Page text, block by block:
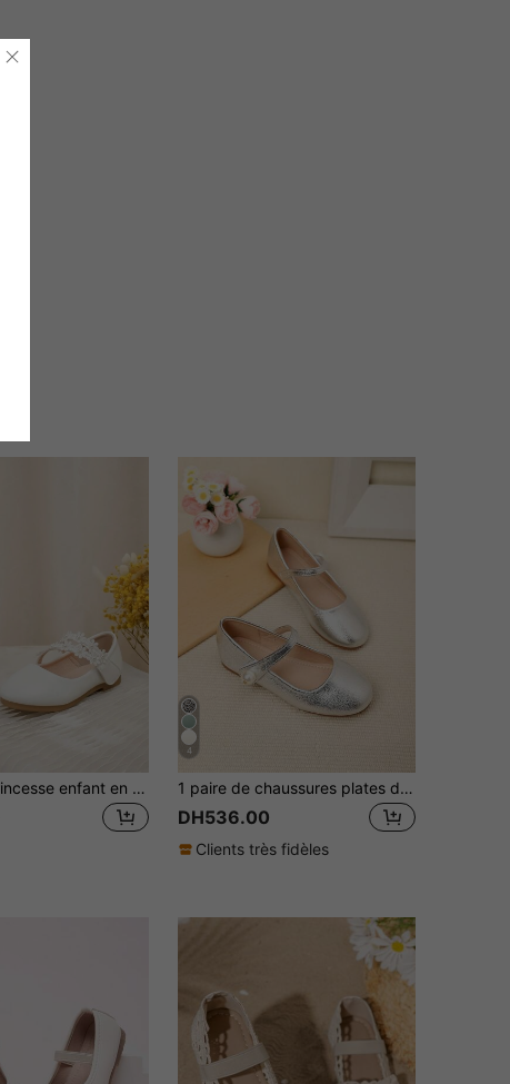
Ballerines princesse enfant en dentelle de perles, convenant pour le printemps et l'automne
4
1 paire de chaussures plates douces pour filles, convient pour le printemps/été
DH536.00
Clients très fidèles